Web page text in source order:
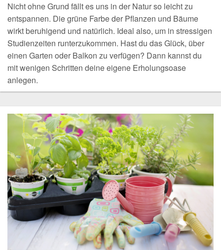
Nicht ohne Grund fällt es uns in der Natur so leicht zu
entspannen. Die grüne Farbe der Pflanzen und Bäume
wirkt beruhigend und natürlich. Ideal also, um in stressigen
Studienzeiten runterzukommen. Hast du das Glück, über
einen Garten oder Balkon zu verfügen? Dann kannst du
mit wenigen Schritten deine eigene Erholungsoase
anlegen.